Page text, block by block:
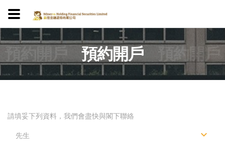
預約開戶 預約開戶 預約開戶
請填妥下列資料，我們會盡快與閣下聯絡
先生